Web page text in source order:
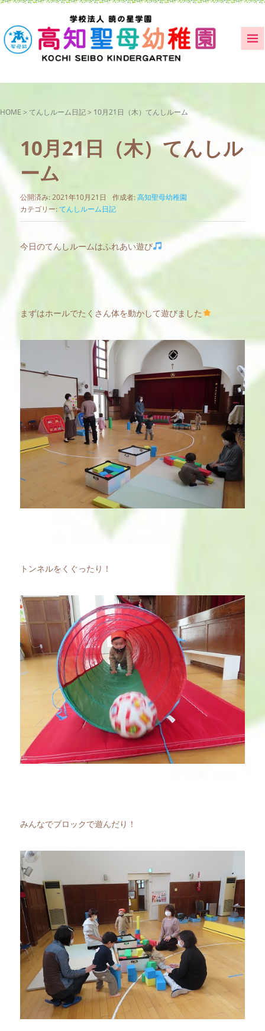
HOME > てんしルーム日記> 10月21日（木）てんしルーム
10月21日（木）てんしル
ーム
公開済み: 2021年10月21日 作成者:高知聖母幼稚園
カテゴリー:てんしルーム日記
今日のてんしルームはふれあい遊び
まずはホールでたくさん体を動かして遊びました
トンネルをくぐったり！
みんなでブロックで遊んだり！